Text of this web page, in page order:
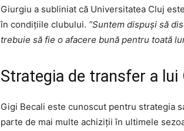
Giurgiu a subliniat că Universitatea Cluj
în condițiile clubului. ”Suntem dispuși să
trebuie să fie o afacere bună pentru toată
Strategia de transfer a lui
Gigi Becali este cunoscut pentru strategia
parte de mai multe achiziții în ultimele